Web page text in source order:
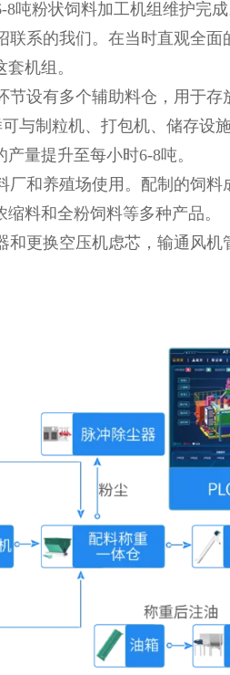
粉状饲料加工机组维护完成
系的我们。在当时直观全面
机组。
设有多个辅助料仓，用于存
与制粒机、打包机、储存设
量提升至每小时6-8吨。
和养殖场使用。配制的饲料
料和全粉饲料等多种产品。
更换空压机虑芯，输通风机